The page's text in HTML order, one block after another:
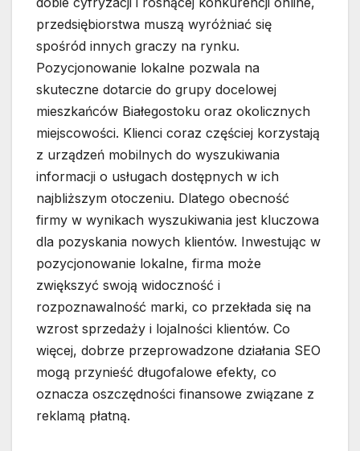
przedsiębiorstwa muszą wyróżniać się
spośród innych graczy na rynku.
Pozycjonowanie lokalne pozwala na
skuteczne dotarcie do grupy docelowej
mieszkańców Białegostoku oraz okolicznych
miejscowości. Klienci coraz częściej korzystają
z urządzeń mobilnych do wyszukiwania
informacji o usługach dostępnych w ich
najbliższym otoczeniu. Dlatego obecność
firmy w wynikach wyszukiwania jest kluczowa
dla pozyskania nowych klientów. Inwestując w
pozycjonowanie lokalne, firma może
zwiększyć swoją widoczność i
rozpoznawalność marki, co przekłada się na
wzrost sprzedaży i lojalności klientów. Co
więcej, dobrze przeprowadzone działania SEO
mogą przynieść długofalowe efekty, co
oznacza oszczędności finansowe związane z
reklamą płatną.